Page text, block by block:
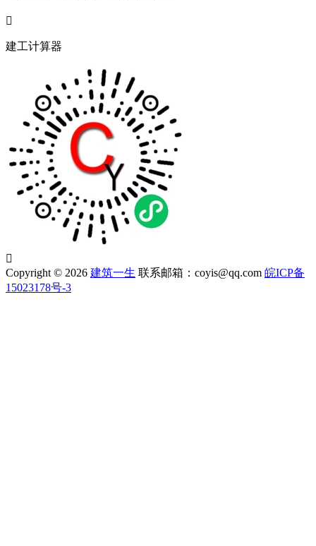

建工计算器

Copyright © 2026 建筑一生 联系邮箱：coyis@qq.com 皖ICP备
15023178号-3